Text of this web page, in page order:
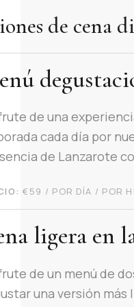
de cena
de una
cada día por
de Lanzarote
€ 59 / POR DÍA / POR
ligera en
de un menú de
una versión